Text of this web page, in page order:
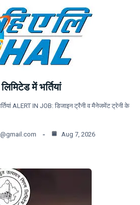
में भर्तियां
ALERT IN JOB: डिजाइन ट्रैनी व मैनेजमेंट ट्रेनी के
Aug 7, 2026